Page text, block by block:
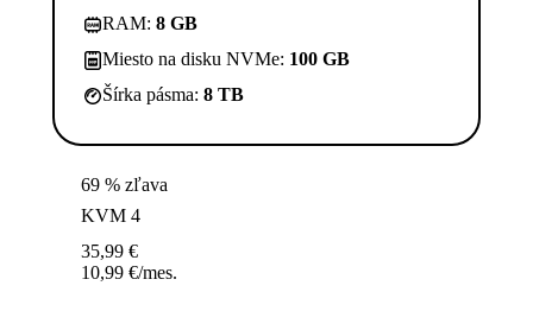
RAM: 8 GB
Miesto na disku NVMe: 100 GB
Šírka pásma: 8 TB
69 % zľava
KVM 4
35,99 €
10,99 €/mes.